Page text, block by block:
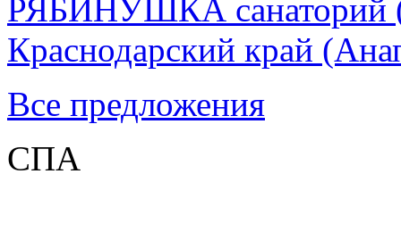
РЯБИНУШКА санаторий
Краснодарский край
Все предложения
СПА